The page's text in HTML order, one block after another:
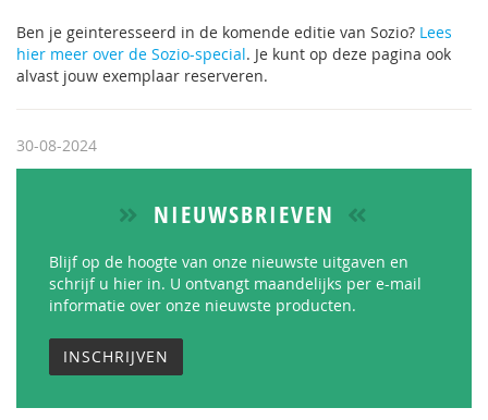
Ben je geinteresseerd in de komende editie van Sozio? Lees
hier meer over de Sozio-special. Je kunt op deze pagina ook
alvast jouw exemplaar reserveren.
30-08-2024
NIEUWSBRIEVEN
Blijf op de hoogte van onze nieuwste uitgaven en
schrijf u hier in. U ontvangt maandelijks per e-mail
informatie over onze nieuwste producten.
INSCHRIJVEN